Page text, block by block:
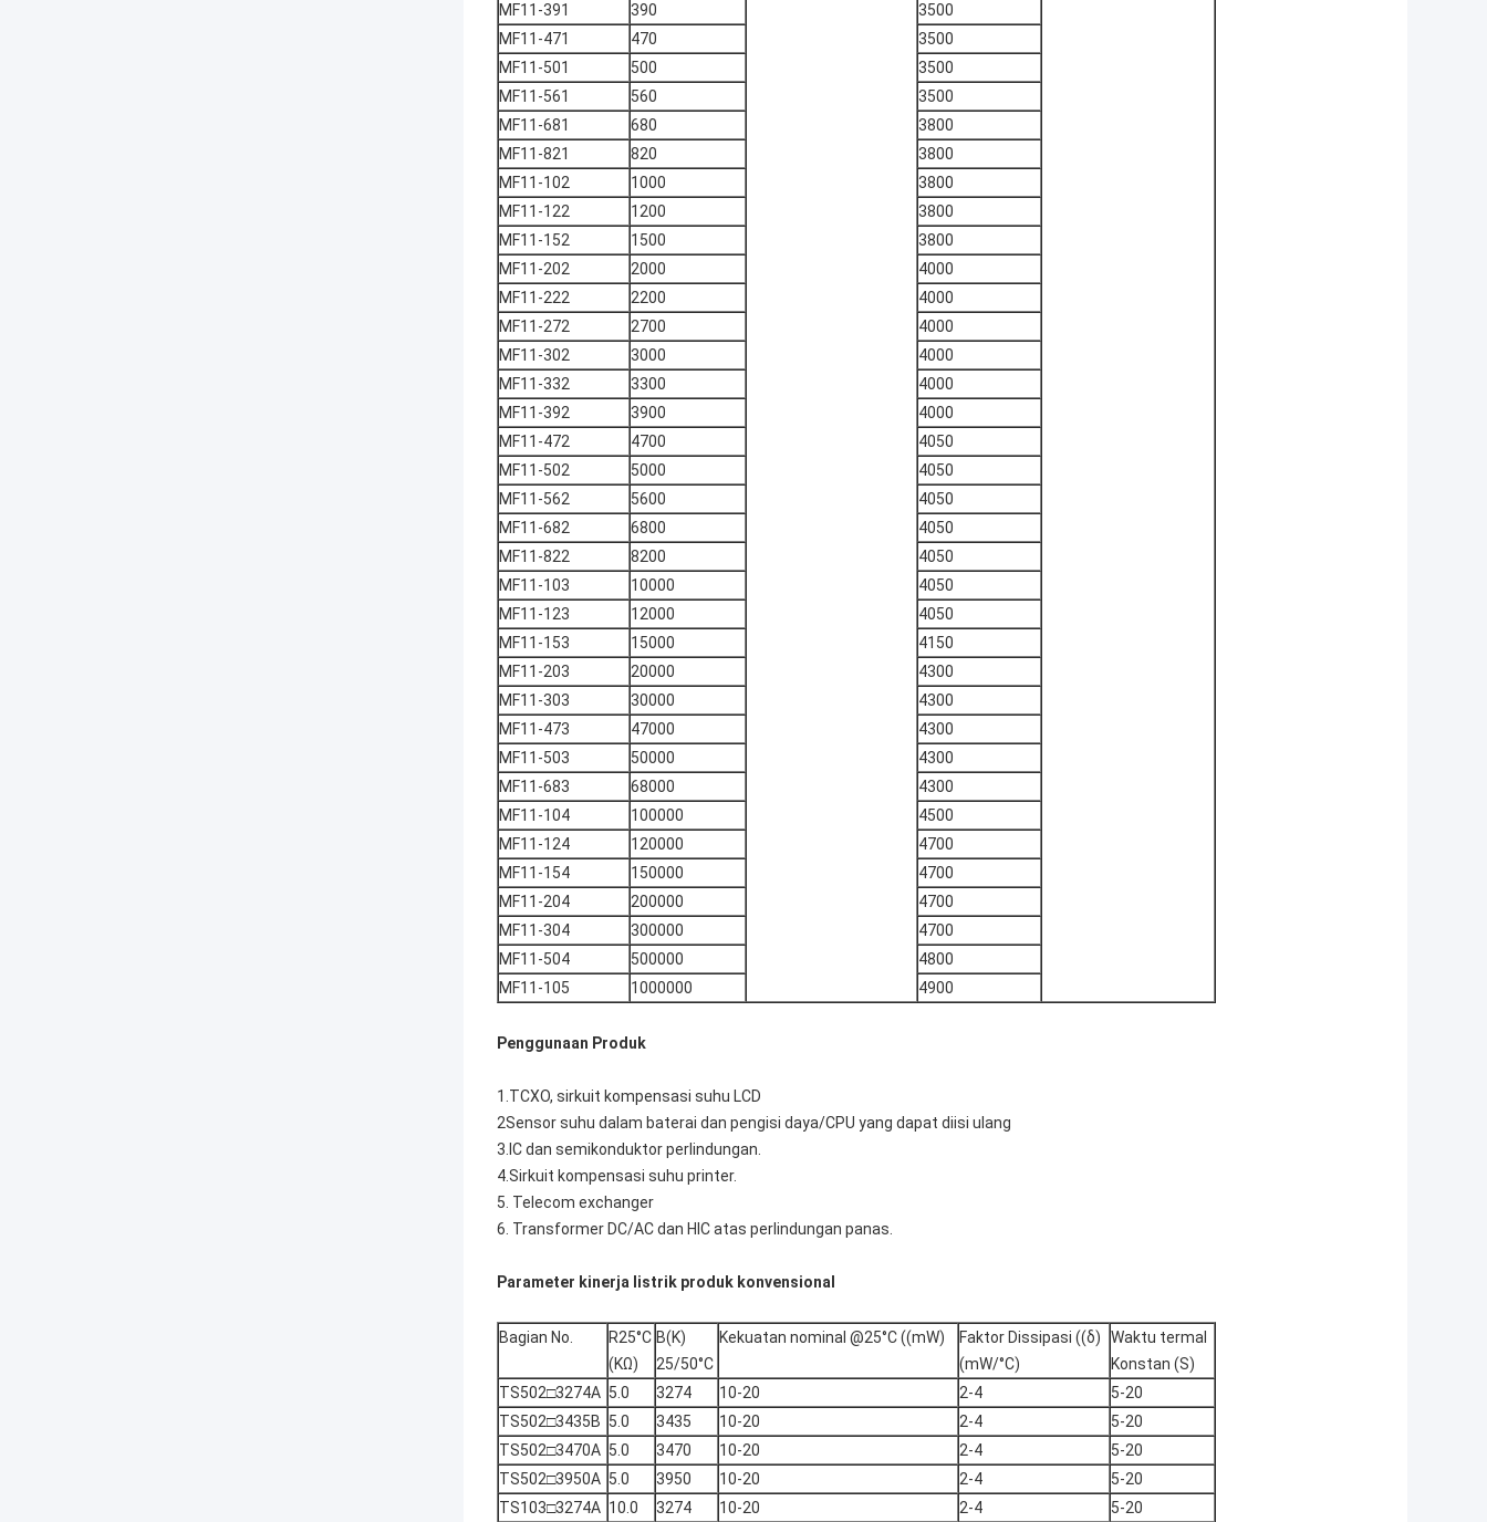
MF11-391
390
3500
MF11-471
470
3500
MF11-501
500
3500
MF11-561
560
3500
MF11-681
680
3800
MF11-821
820
3800
MF11-102
1000
3800
MF11-122
1200
3800
MF11-152
1500
3800
MF11-202
2000
4000
MF11-222
2200
4000
MF11-272
2700
4000
MF11-302
3000
4000
MF11-332
3300
4000
MF11-392
3900
4000
MF11-472
4700
4050
MF11-502
5000
4050
MF11-562
5600
4050
MF11-682
6800
4050
MF11-822
8200
4050
MF11-103
10000
4050
MF11-123
12000
4050
MF11-153
15000
4150
MF11-203
20000
4300
MF11-303
30000
4300
MF11-473
47000
4300
MF11-503
50000
4300
MF11-683
68000
4300
MF11-104
100000
4500
MF11-124
120000
4700
MF11-154
150000
4700
MF11-204
200000
4700
MF11-304
300000
4700
MF11-504
500000
4800
MF11-105
1000000 4900
Penggunaan Produk
1.TCXO, sirkuit kompensasi suhu LCD
2Sensor suhu dalam baterai dan pengisi daya/CPU yang dapat diisi ulang
3.IC dan semikonduktor perlindungan.
4.Sirkuit kompensasi suhu printer.
5. Telecom exchanger
6. Transformer DC/AC dan HIC atas perlindungan panas.
Parameter kinerja listrik produk konvensional
Bagian No.
R25°C
(KΩ)
B(K)
25/50°C
Kekuatan nominal @25°C ((mW)
Faktor Dissipasi ((δ)
(mW/°C)
Waktu termal
Konstan (S)
TS502□3274A 5.0 3274 10-20 2-4
5-20
TS502□3435B 5.0 3435 10-20 2-4
5-20
TS502□3470A 5.0 3470 10-20 2-4
5-20
TS502□3950A 5.0 3950 10-20 2-4
5-20
TS103□3274A 10.0 3274 10-20 2-4 5-20